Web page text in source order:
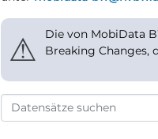
⚠
Die von MobiData
Breaking Changes,